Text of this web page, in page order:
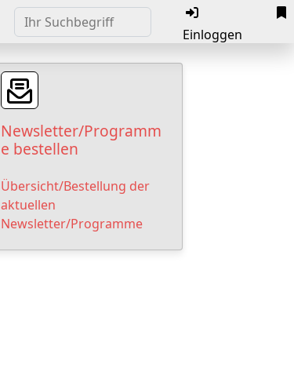
Einloggen
Newsletter/Programm
e bestellen
Übersicht/Bestellung der
aktuellen
Newsletter/Programme